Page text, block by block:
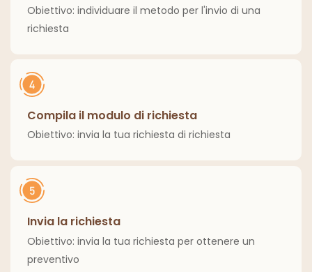
Obiettivo: individuare il metodo per l'invio di una
richiesta
Compila il modulo di richiesta
Obiettivo: invia la tua richiesta di richiesta
Invia la richiesta
Obiettivo: invia la tua richiesta per ottenere un
preventivo